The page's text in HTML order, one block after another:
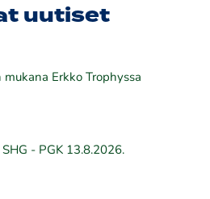
uutiset
mukana Erkko Trophyssa
- PGK 13.8.2026.